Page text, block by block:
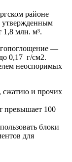
районе
утвержденным
1,8 млн. м³.
—
0,17 г/см2.
неоспоримых
сжатию и прочих
превышает 100
блоки
для